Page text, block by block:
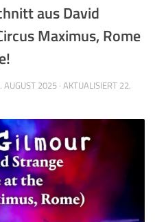
aus David
Maximus, Rome
AUGUST 2025 · AKTUALISIERT 22.